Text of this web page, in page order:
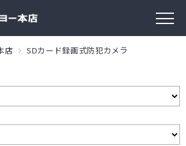
店 SDカード録画式防犯カメラ